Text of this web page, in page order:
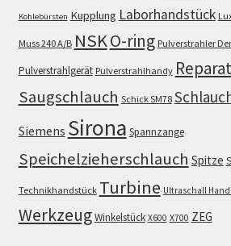
Kohlebürsten Kupplung Laborhandstück
Muss 240 A/B NSKO-ring Pulverstrahler
Pulverstrahlgerät Pulverstrahlhandy
Saugschlauch Schick SM78
Siemens Sirona Spannzange
Speichelzieherschlauch Spitze
Technikhandstück Turbine Ultraschall
WerkzeugWinkelstück X600 X700 ZEG